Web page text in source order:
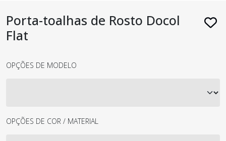
Porta-toalhas de Rosto Docol
Flat
OPÇÕES DE MODELO
OPÇÕES DE COR / MATERIAL